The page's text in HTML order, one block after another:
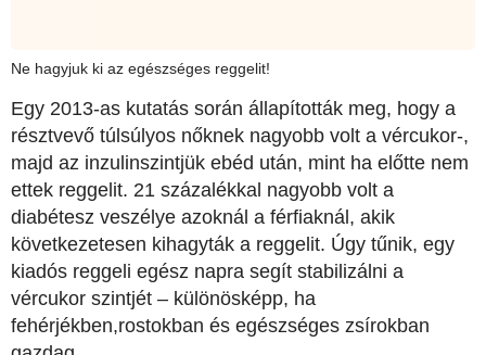
Ne hagyjuk ki az egészséges reggelit!
Egy 2013-as kutatás során állapították meg, hogy a
résztvevő túlsúlyos nőknek nagyobb volt a vércukor-,
majd az inzulinszintjük ebéd után, mint ha előtte nem
ettek reggelit. 21 százalékkal nagyobb volt a
diabétesz veszélye azoknál a férfiaknál, akik
következetesen kihagyták a reggelit. Úgy tűnik, egy
kiadós reggeli egész napra segít stabilizálni a
vércukor szintjét – különösképp, ha
fehérjékben,rostokban és egészséges zsírokban